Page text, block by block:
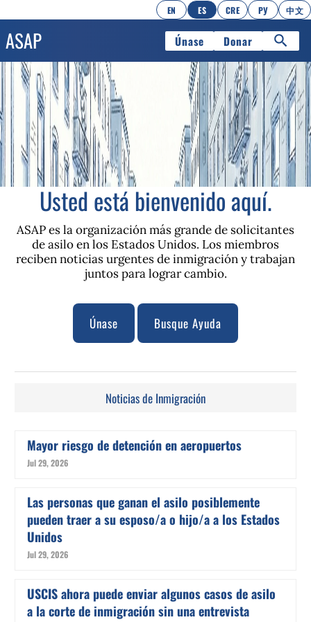
EN ES CRE РУ 中文
Únase Donar
Usted está bienvenido aquí.
ASAP es la organización más grande de solicitantes
de asilo en los Estados Unidos. Los miembros
reciben noticias urgentes de inmigración y trabajan
juntos para lograr cambio.
Únase Busque Ayuda
Noticias de Inmigración
Mayor riesgo de detención en aeropuertos
Jul 29, 2026
Las personas que ganan el asilo posiblemente
pueden traer a su esposo/a o hijo/a a los Estados
Unidos
Jul 29, 2026
USCIS ahora puede enviar algunos casos de asilo
a la corte de inmigración sin una entrevista